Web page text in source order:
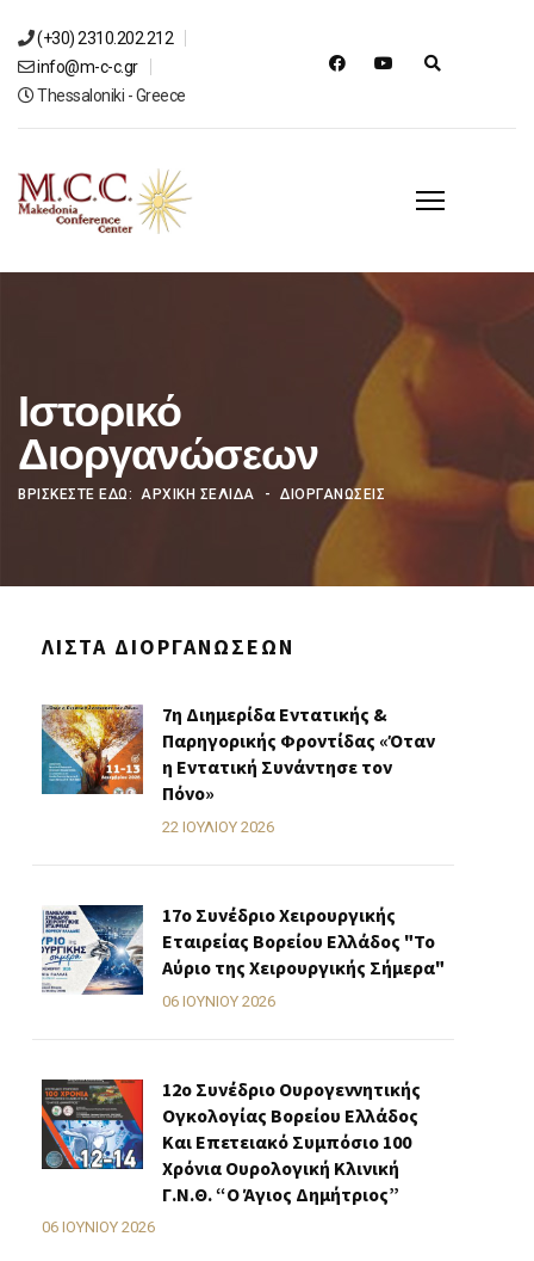
(+30) 2310.202.212
info@m-c-c.gr
Thessaloniki - Greece
Ιστορικό
Διοργανώσεων
ΒΡΊΣΚΕΣΤΕ ΕΔΏ: ΑΡΧΙΚΗ ΣΕΛΙΔΑ ΔΙΟΡΓΑΝΩΣΕΙΣ
ΛΊΣΤΑ ΔΙΟΡΓΑΝΏΣΕΩΝ
7η Διημερίδα Εντατικής &
Παρηγορικής Φροντίδας «Όταν
η Εντατική Συνάντησε τον
Πόνο»
22 ΙΟΥΛΊΟΥ 2026
17ο Συνέδριο Χειρουργικής
Εταιρείας Βορείου Ελλάδος "Το
Αύριο της Χειρουργικής Σήμερα"
06 ΙΟΥΝΊΟΥ 2026
12ο Συνέδριο Ουρογεννητικής
Ογκολογίας Βορείου Ελλάδος
Και Επετειακό Συμπόσιο 100
Χρόνια Ουρολογική Κλινική
Γ.Ν.Θ. “Ο Άγιος Δημήτριος”
06 ΙΟΥΝΊΟΥ 2026